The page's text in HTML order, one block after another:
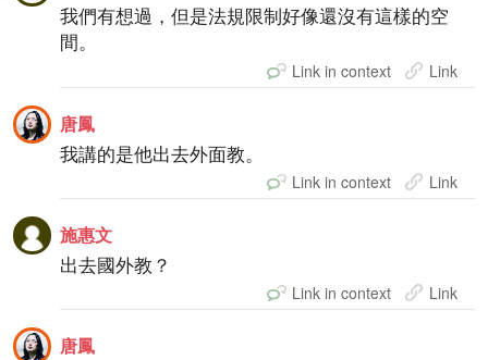
我們有想過，但是法規限制好像還沒有這樣的空
間。
Link in context Link
唐鳳
我講的是他出去外面教。
Link in context Link
施惠文
出去國外教？
Link in context Link
唐鳳